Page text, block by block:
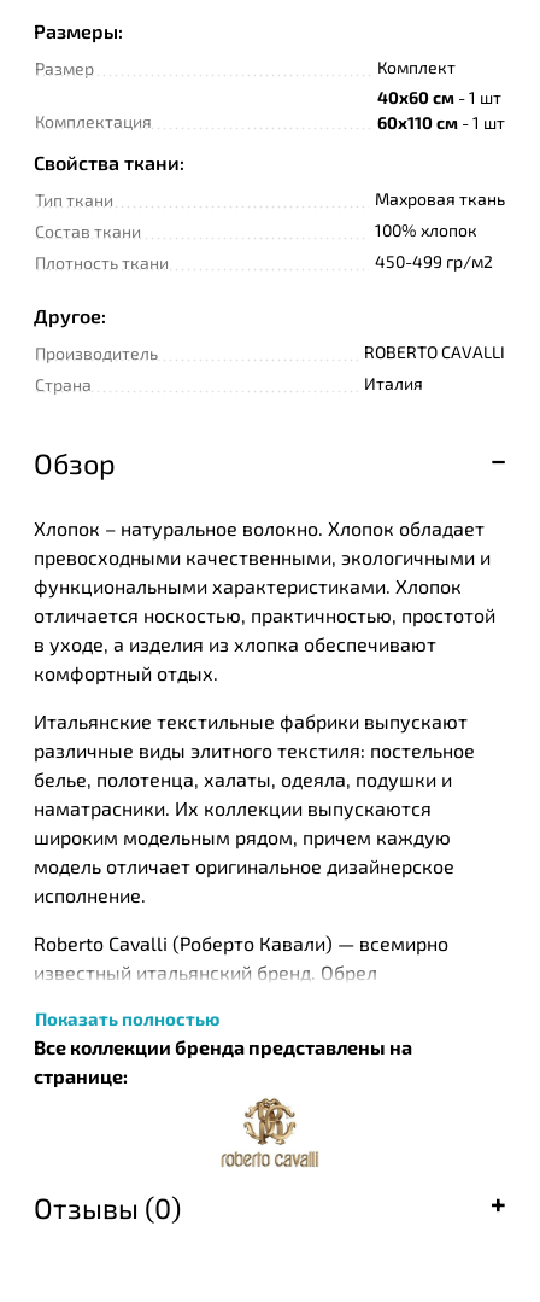
Размеры:
Размер Комплект
Комплектация
40х60 см - 1 шт
60х110 см - 1 шт
Свойства ткани:
Тип ткани
Махровая ткань
Состав ткани
100% хлопок
Плотность ткани
450-499 гр/м2
Другое:
Производитель
ROBERTO CAVALLI
Страна
Италия
Обзор
Хлопок – натуральное волокно. Хлопок обладает
превосходными качественными, экологичными и
функциональными характеристиками. Хлопок
отличается носкостью, практичностью, простотой
в уходе, а изделия из хлопка обеспечивают
комфортный отдых.
Итальянские текстильные фабрики выпускают
различные виды элитного текстиля: постельное
белье, полотенца, халаты, одеяла, подушки и
наматрасники. Их коллекции выпускаются
широким модельным рядом, причем каждую
модель отличает оригинальное дизайнерское
исполнение.
Roberto Cavalli (Роберто Кавали) — всемирно
известный итальянский бренд. Обрел
необычным орнаментам на различных
материалах: трикотаже, дениме, коже.
Отличительная черта бренда - «звериные» принты.
Бренд заметили и полюбили за оригинальность:
стиль бренда нельзя было перепутать ни с чем
другим. Сцены из дикой природы, удивительные
декорации, замысловатый рисунок на простой
Показать полностью
Все коллекции бренда представлены на
странице:
Отзывы (0)